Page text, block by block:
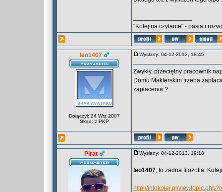
"Kolej na czytanie" - pasja i
leo1407
Dołączył: 24 Wrz 2007
Skąd: z PKP
Wysłany: 04-12-2013, 18:45
Zwykły, przeciętny pracownik
Domu Maklerskim trzeba
zapłacenia ?
Pirat Wysłany: 04-12-2013, 19:18
leo1407, to żadna filozofia.
http://infokolej.pl/